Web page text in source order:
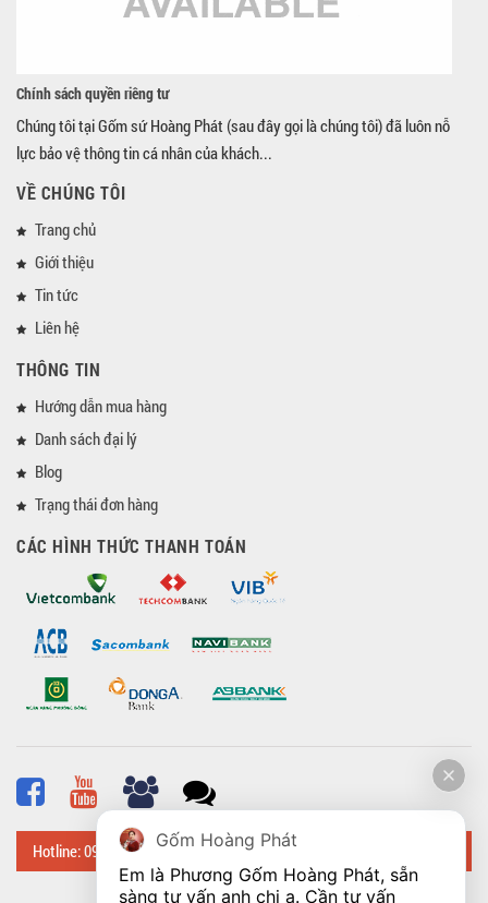
Chính sách quyền riêng tư
Chúng tôi tại Gốm sứ Hoàng Phát (sau đây gọi là chúng tôi) đã luôn nỗ
lực bảo vệ thông tin cá nhân của khách...
VỀ CHÚNG TÔI
Trang chủ
Giới thiệu
Tin tức
Liên hệ
THÔNG TIN
Hướng dẫn mua hàng
Danh sách đại lý
Blog
Trạng thái đơn hàng
CÁC HÌNH THỨC THANH TOÁN
Hotline: 0918 482 648Gốm Hoàng Phát
Em là Phương Gốm Hoàng Phát, sẵn
sàng tư vấn anh chị ạ. Cần tư vấn